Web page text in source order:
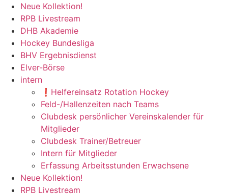
Zum
Inhalt
springen
Neue Kollektion!
RPB Livestream
DHB Akademie
Hockey Bundesliga
BHV Ergebnisdienst
Elver-Börse
intern
❗️Helfereinsatz Rotation Hockey
Feld-/Hallenzeiten nach Teams
Clubdesk persönlicher Vereinskalender für
Mitglieder
Clubdesk Trainer/Betreuer
Intern für Mitglieder
Erfassung Arbeitsstunden Erwachsene
Neue Kollektion!
RPB Livestream